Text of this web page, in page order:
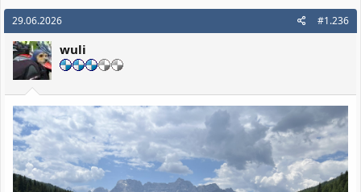
k
t
i
o
n
e
n
:
29.06.2026 #1.236
wuli